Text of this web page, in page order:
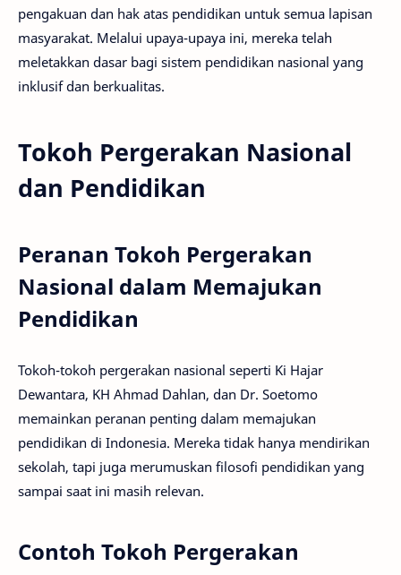
pengakuan dan hak atas pendidikan untuk semua lapisan
masyarakat. Melalui upaya-upaya ini, mereka telah
meletakkan dasar bagi sistem pendidikan nasional yang
inklusif dan berkualitas.
Tokoh Pergerakan Nasional
dan Pendidikan
Peranan Tokoh Pergerakan
Nasional dalam Memajukan
Pendidikan
Tokoh-tokoh pergerakan nasional seperti Ki Hajar
Dewantara, KH Ahmad Dahlan, dan Dr. Soetomo
memainkan peranan penting dalam memajukan
pendidikan di Indonesia. Mereka tidak hanya mendirikan
sekolah, tapi juga merumuskan filosofi pendidikan yang
sampai saat ini masih relevan.
Contoh Tokoh Pergerakan